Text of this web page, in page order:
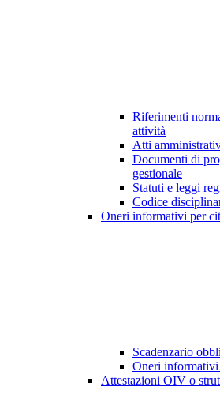
Riferimenti
attività
Atti
Documenti di
gestionale
Statuti e leggi
Codice
Oneri informativi per
Scadenzario
Oneri informativi
Attestazioni OIV o